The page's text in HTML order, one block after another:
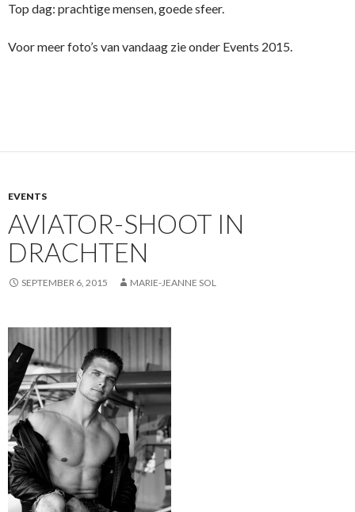
Top dag: prachtige mensen, goede sfeer.
Voor meer foto’s van vandaag zie onder Events 2015.
EVENTS
AVIATOR-SHOOT IN
DRACHTEN
SEPTEMBER 6, 2015 MARIE-JEANNE SOL